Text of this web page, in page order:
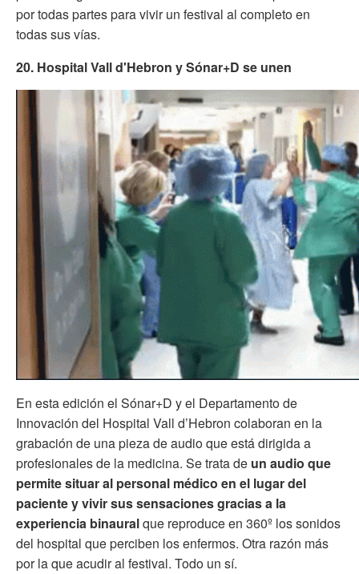
por todas partes para vivir un festival al completo en
todas sus vías.
20. Hospital Vall d'Hebron y Sónar+D se unen
En esta edición el Sónar+D y el Departamento de
Innovación del Hospital Vall d’Hebron colaboran en la
grabación de una pieza de audio que está dirigida a
profesionales de la medicina. Se trata de un audio que
permite situar al personal médico en el lugar del
paciente y vivir sus sensaciones gracias a la
experiencia binauralque reproduce en 360º los sonidos
del hospital que perciben los enfermos. Otra razón más
por la que acudir al festival. Todo un sí.